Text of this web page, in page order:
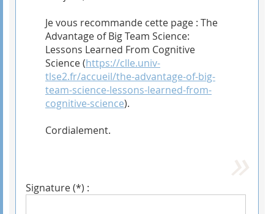
Je vous recommande cette page : The
Advantage of Big Team Science:
Lessons Learned From Cognitive
Science (https://clle.univ-
tlse2.fr/accueil/the-advantage-of-big-
team-science-lessons-learned-from-
cognitive-science).
Cordialement.
Signature (*) :